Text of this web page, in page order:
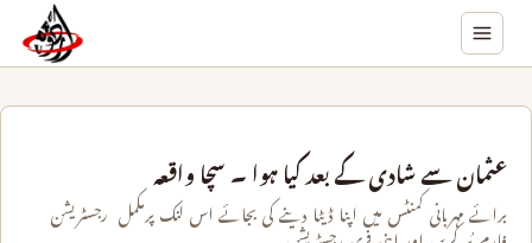
عثمان سے شادی کے بعد کیا ہوا ۔ سچا واقعہ
برائے مہربانی کمنٹس میں اپنا ڈیٹا دینے کی بجائے اس لنک پرمکمل رجسٹریشن